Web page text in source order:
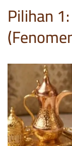
Pilihan